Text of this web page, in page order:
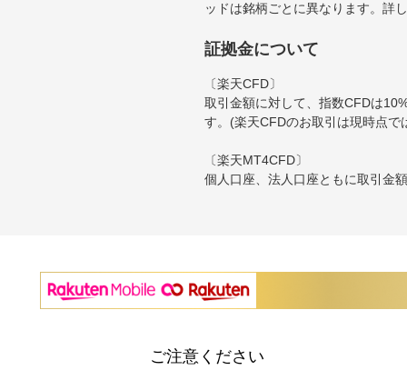
ッドは銘柄ごとに異なります。詳
証拠金について
〔楽天CFD〕
取引金額に対して、指数CFDは
す。(楽天CFDのお取引は現時点で
〔楽天MT4CFD〕
個人口座、法人口座ともに取引金
ご注意ください